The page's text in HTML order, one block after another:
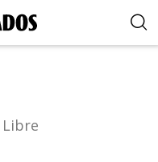
Libre